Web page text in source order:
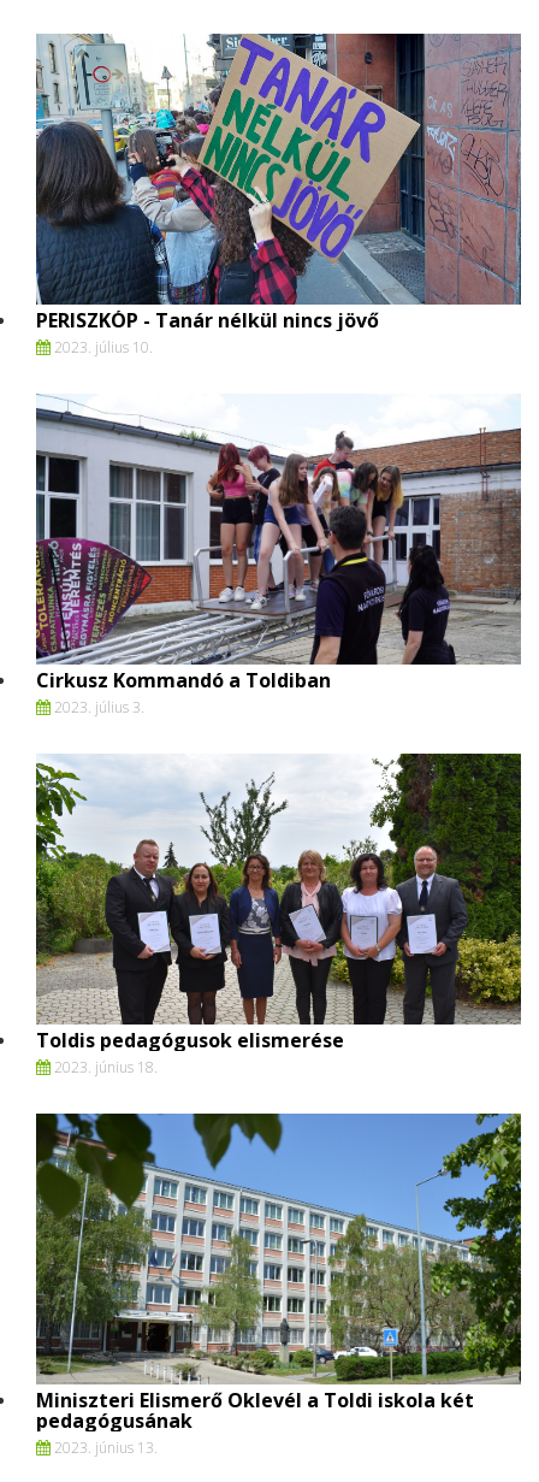
PERISZKÓP - Tanár nélkül nincs jövő
2023. július 10.
Cirkusz Kommandó a Toldiban
2023. július 3.
Toldis pedagógusok elismerése
2023. június 18.
Miniszteri Elismerő Oklevél a Toldi iskola két
pedagógusának
2023. június 13.